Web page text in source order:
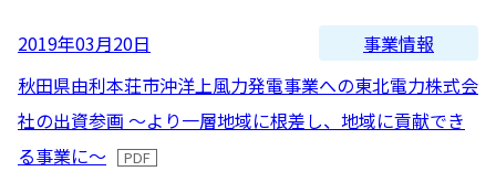
2019年03月20日
事業情報
秋⽥県由利本荘市沖洋上風⼒発電事業への東北電⼒株式会
社の出資参画 〜より⼀層地域に根差し、地域に貢献でき
る事業に〜